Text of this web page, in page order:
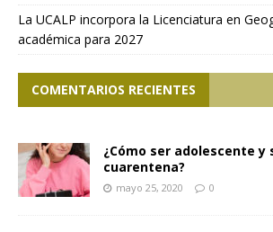
La UCALP incorpora la Licenciatura en
académica para 2027
COMENTARIOS RECIENTES
¿Cómo ser adolescente y
cuarentena?
mayo 25, 2020 0